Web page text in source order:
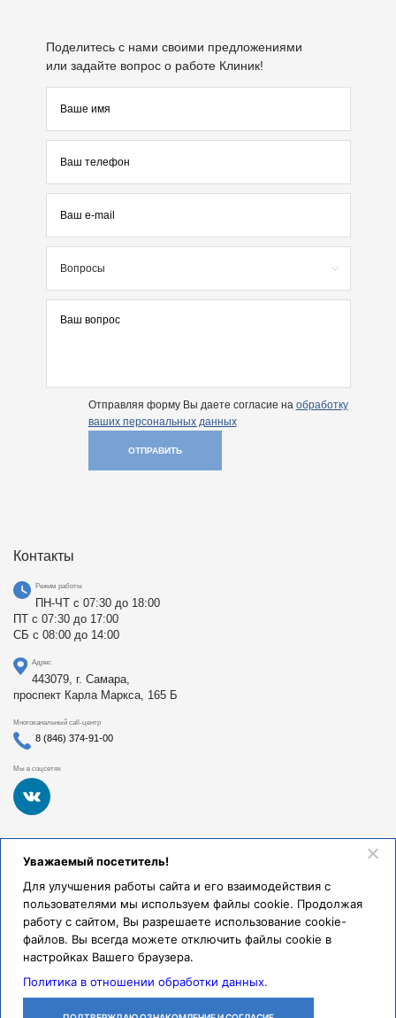
Поделитесь с нами своими предложениями
или задайте вопрос о работе Клиник!
Вопросы
Отправляя форму Вы даете согласие на обработку
ваших персональных данных
ОТПРАВИТЬ
Контакты
Режим работы
ПН-ЧТ с 07:30 до 18:00
ПТ с 07:30 до 17:00
СБ с 08:00 до 14:00
Адрес
443079, г. Самара,
проспект Карла Маркса, 165 Б
Многоканальный call-центр
8 (846) 374-91-00
Мы в соцсетях
Федеральное государственное бюджетное образовательное
учреждение высшего образования «Самарский
здравоохранения Российской Федерации». Клиники СамГМУ
были основаны в 1930 году.
Реквизиты и правовая информация
Политика обработки персональных данных
© Клиники СамГМУ, 2026.
Уважаемый посетитель!
Для улучшения работы сайта и его взаимодействия с
пользователями мы используем файлы cookie. Продолжая
работу с сайтом, Вы разрешаете использование cookie-
файлов. Вы всегда можете отключить файлы cookie в
настройках Вашего браузера.
Политика в отношении обработки данных.